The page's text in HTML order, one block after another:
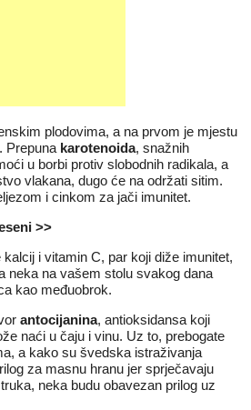
plodovima, a na prvom je mjestu
. Prepuna karotenoida, snažnih
u borbi protiv slobodnih radikala, a
vlakana, dugo će na održati sitim.
i cinkom za jači imunitet.
>>
kalcij i vitamin C, par koji diže imunitet,
neka na vašem stolu svakog dana
kao međuobrok.
antocijanina, antioksidansa koji
naći u čaju i vinu. Uz to, prebogate
a kako su švedska istraživanja
za masnu hranu jer sprječavaju
neka budu obavezan prilog uz